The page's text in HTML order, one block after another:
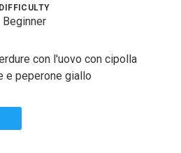
DIFFICULTY
Beginner
con l'uovo con cipolla
e peperone giallo